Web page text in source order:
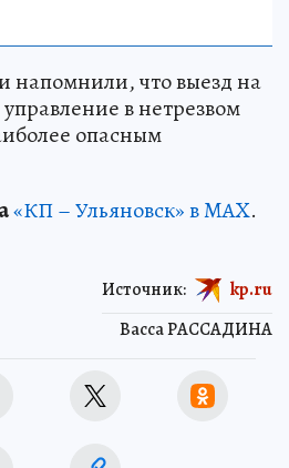
напомнили, что выезд на
в нетрезвом
опасным
«КП – Ульяновск» в MAX.
Васса РАССАДИНА
Источник: kp.ru